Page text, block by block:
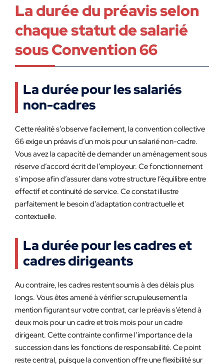
La durée du préavis selon
chaque statut de salarié
sous Convention 66
La durée pour les salariés
non-cadres
Cette réalité s’observe facilement, la convention collective
66 exige un préavis d’un mois pour un salarié non-cadre.
Vous avez la capacité de demander un aménagement sous
réserve d’accord écrit de l’employeur. Ce fonctionnement
s’impose afin d’assurer dans votre structure l’équilibre entre
effectif et continuité de service. Ce constat illustre
parfaitement le besoin d’adaptation contractuelle et
contextuelle.
La durée pour les cadres et
cadres dirigeants
Au contraire, les cadres restent soumis à des délais plus
longs. Vous êtes amené à vérifier scrupuleusement la
mention figurant sur votre contrat, car le préavis s’étend à
deux mois pour un cadre et trois mois pour un cadre
dirigeant. Cette contrainte confirme l’importance de la
succession dans les fonctions de responsabilité. Ce point
reste central, puisque la convention offre une flexibilité sur